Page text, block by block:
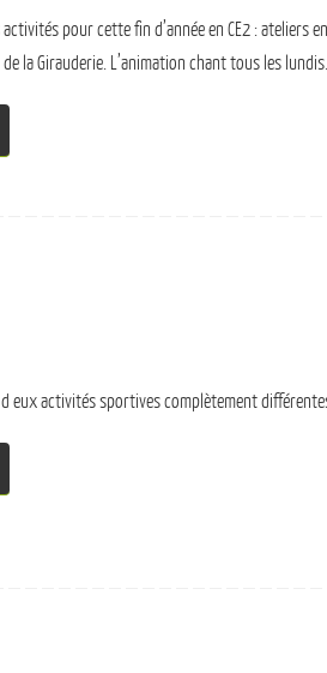
pour cette fin d’année en CE2 : ateliers
la Girauderie. L’animation chant tous les
d eux activités sportives complètement